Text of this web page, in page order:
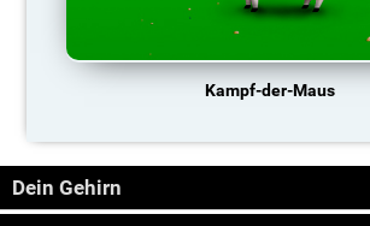
Kampf-der-Maus
Dein Gehirn